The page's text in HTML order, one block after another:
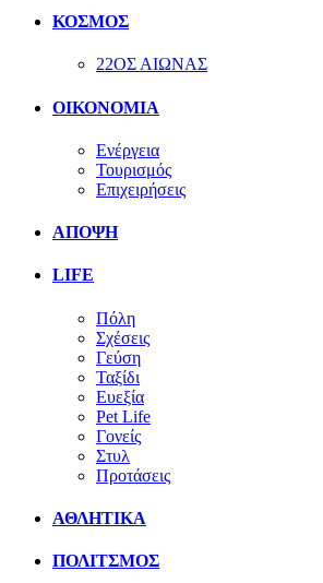
ΚΟΣΜΟΣ
22ΟΣ ΑΙΩΝΑΣ
ΟΙΚΟΝΟΜΙΑ
Ενέργεια
Τουρισμός
Επιχειρήσεις
ΑΠΟΨΗ
LIFE
Πόλη
Σχέσεις
Γεύση
Ταξίδι
Ευεξία
Pet Life
Γονείς
Στυλ
Προτάσεις
ΑΘΛΗΤΙΚΑ
ΠΟΛΙΤΣΜΟΣ